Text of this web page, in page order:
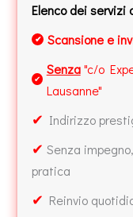
Elenco dei
✔ Scansione e
✔
Senza"c/o
Lausanne"
✔ Indirizzo
✔ Senza
pratica
✔ Reinvio